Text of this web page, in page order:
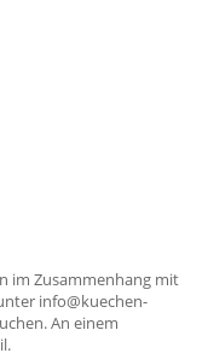
im Zusammenhang mit
info@kuechen-
An einem